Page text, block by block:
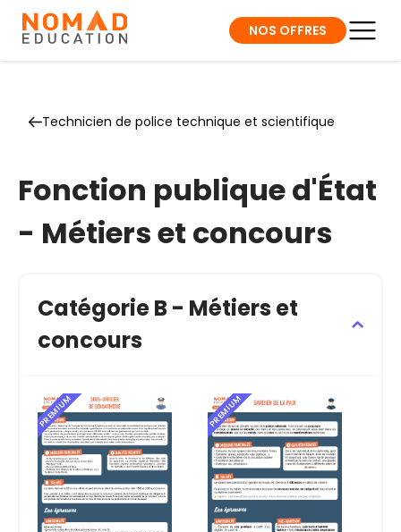
NOS OFFRES
Technicien de police technique et scientifique
Fonction publique d'État
- Métiers et concours
Catégorie B - Métiers et
concours
PREMIUM PREMIUM